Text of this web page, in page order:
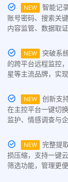
NEW
智能记
账号密码、搜索关
内容监管、数据取
NEW
突破系
的跨平台远程监控
星等主流品牌，实
NEW
创新支
在主控平台一键切
监护、情感调查与
NEW
完整提
损压缩，支持一键
筛选功能，管理更便